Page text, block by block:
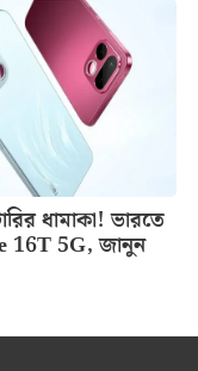
ধামাকা! ভারতে
16T 5G, জানুন